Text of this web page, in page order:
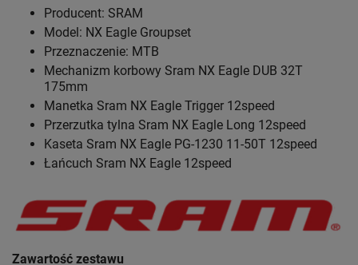
Producent: SRAM
Model: NX Eagle Groupset
Przeznaczenie: MTB
Mechanizm korbowy Sram NX Eagle DUB 32T
175mm
Manetka Sram NX Eagle Trigger 12speed
Przerzutka tylna Sram NX Eagle Long 12speed
Kaseta Sram NX Eagle PG-1230 11-50T 12speed
Łańcuch Sram NX Eagle 12speed
Zawartość zestawu